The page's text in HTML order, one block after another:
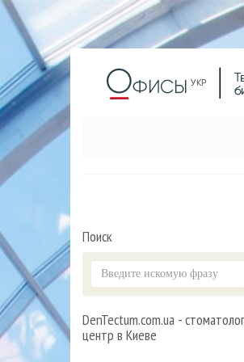
Поиск
DenTectum.com.ua -
центр в Киеве